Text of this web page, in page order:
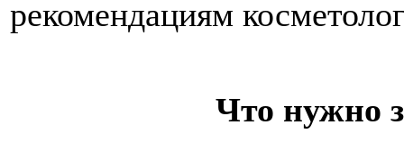
рекомендациям
Что нужно